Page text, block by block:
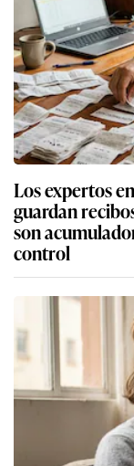
Los expertos
guardan
son
control